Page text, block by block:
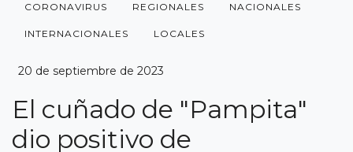
CORONAVIRUS REGIONALES NACIONALES
INTERNACIONALES LOCALES
20 de septiembre de 2023
El cuñado de "Pampita"
dio positivo de